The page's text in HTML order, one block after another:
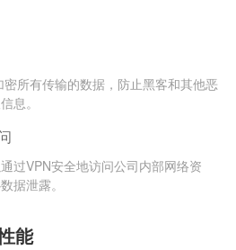
密所有传输的数据，防止黑客和其他恶
息。
过VPN安全地访问公司内部网络资
据泄露。
能